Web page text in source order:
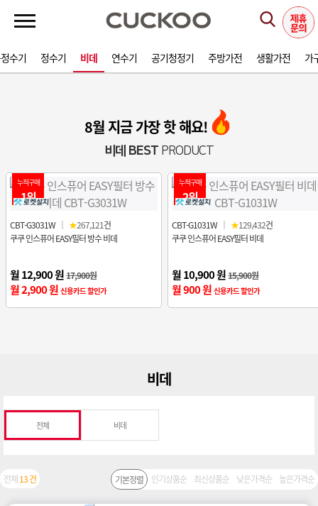
수기 정수기 비데 연수기 공기청정기 주방가전 생활가전 가
8월 지금 가장 핫 해요!
비데 BEST PRODUCT
누적구매
1위
CBT-G3031W ｜ ★267,121건
쿠쿠 인스퓨어 EASY필터 방수 비데
월 12,900 원 17,900원
월 2,900 원신용카드 할인가
누적구매
2위
CBT-G1031W ｜ ★129,432건
쿠쿠 인스퓨어 EASY필터 비데
월 10,900 원 15,900원
월 900 원신용카드 할인가
비데
전체 비데
전체13 건 기본정렬 인기상품순 최신상품순 낮은가격순 높은가격순